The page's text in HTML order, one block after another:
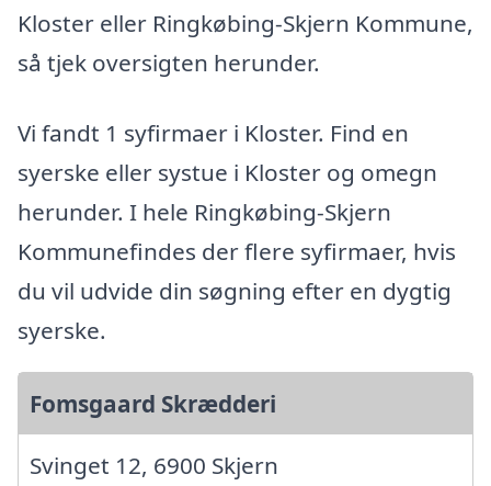
Kloster eller Ringkøbing-Skjern Kommune,
så tjek oversigten herunder.
Vi fandt 1 syfirmaer i Kloster. Find en
syerske eller systue i Kloster og omegn
herunder. I hele Ringkøbing-Skjern
Kommunefindes der flere syfirmaer, hvis
du vil udvide din søgning efter en dygtig
syerske.
Fomsgaard Skrædderi
Svinget 12, 6900 Skjern